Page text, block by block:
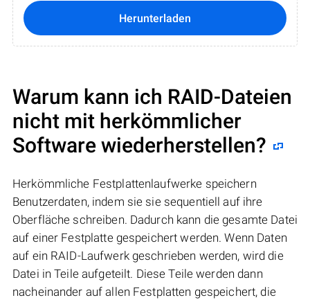
Herunterladen
Warum kann ich RAID-Dateien
nicht mit herkömmlicher
Software wiederherstellen?
Herkömmliche Festplattenlaufwerke speichern
Benutzerdaten, indem sie sie sequentiell auf ihre
Oberfläche schreiben. Dadurch kann die gesamte Datei
auf einer Festplatte gespeichert werden. Wenn Daten
auf ein RAID-Laufwerk geschrieben werden, wird die
Datei in Teile aufgeteilt. Diese Teile werden dann
nacheinander auf allen Festplatten gespeichert, die